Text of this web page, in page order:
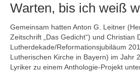
Lyrikschaufenster im
Mitglied werden
Warten, bis ich weiß
Gemeinsam hatten Anton G. Leitner
Zeitschrift „Das Gedicht“) und Christian
Lutherdekade/Reformationsjubiläum
Lutherischen Kirche in Bayern) im Jahr
Lyriker zu einem Anthologie-Projekt